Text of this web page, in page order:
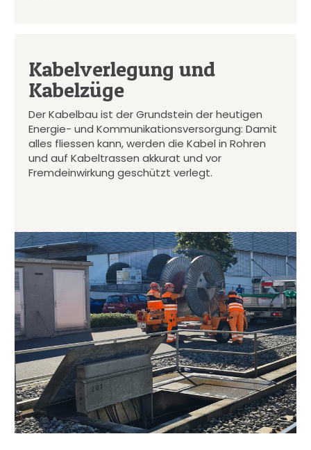
Kabelverlegung und
Kabelzüge
Der Kabelbau ist der Grundstein der heutigen
Energie- und Kommunikationsversorgung: Damit
alles fliessen kann, werden die Kabel in Rohren
und auf Kabeltrassen akkurat und vor
Fremdeinwirkung geschützt verlegt.